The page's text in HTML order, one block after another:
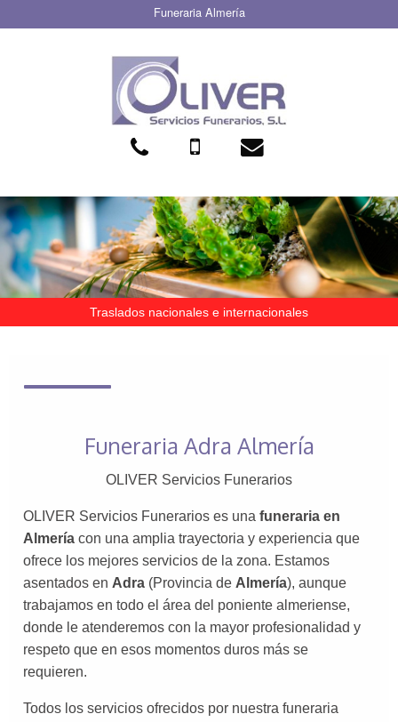
Funeraria Almería
Traslados nacionales e internacionales
Funeraria Adra Almería
OLIVER Servicios Funerarios
OLIVER Servicios Funerarios es una funeraria en
Almería con una amplia trayectoria y experiencia que
ofrece los mejores servicios de la zona. Estamos
asentados en Adra (Provincia de Almería), aunque
trabajamos en todo el área del poniente almeriense,
donde le atenderemos con la mayor profesionalidad y
respeto que en esos momentos duros más se
requieren.
Todos los servicios ofrecidos por nuestra funeraria